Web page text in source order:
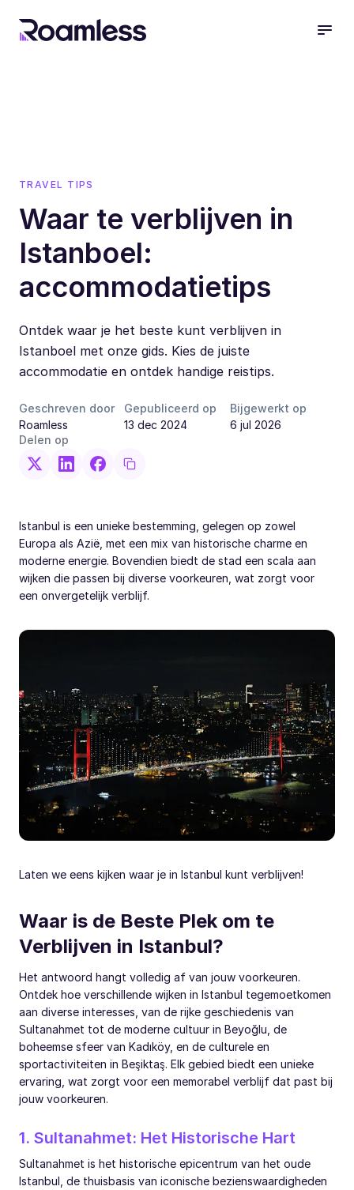
TRAVEL TIPS
Waar te verblijven in
Istanboel:
accommodatietips
Ontdek waar je het beste kunt verblijven in
Istanboel met onze gids. Kies de juiste
accommodatie en ontdek handige reistips.
Geschreven door
Roamless
Gepubliceerd op
13 dec 2024
Bijgewerkt op
6 jul 2026
Delen op
Istanbul is een unieke bestemming, gelegen op zowel
Europa als Azië, met een mix van historische charme en
moderne energie. Bovendien biedt de stad een scala aan
wijken die passen bij diverse voorkeuren, wat zorgt voor
een onvergetelijk verblijf.
Laten we eens kijken waar je in Istanbul kunt verblijven!
Waar is de Beste Plek om te
Verblijven in Istanbul?
Het antwoord hangt volledig af van jouw voorkeuren.
Ontdek hoe verschillende wijken in Istanbul tegemoetkomen
aan diverse interesses, van de rijke geschiedenis van
Sultanahmet tot de moderne cultuur in Beyoğlu, de
boheemse sfeer van Kadıköy, en de culturele en
sportactiviteiten in Beşiktaş. Elk gebied biedt een unieke
ervaring, wat zorgt voor een memorabel verblijf dat past bij
jouw voorkeuren.
1. Sultanahmet: Het Historische Hart
Sultanahmet is het historische epicentrum van het oude
Istanbul, de thuisbasis van iconische bezienswaardigheden